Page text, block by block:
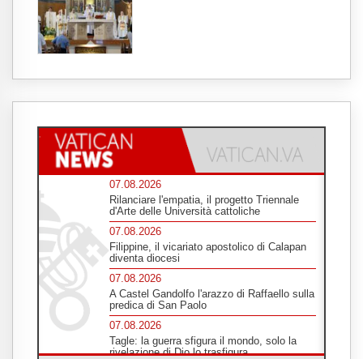
07.08.2026
Rilanciare l'empatia, il progetto Triennale
d'Arte delle Università cattoliche
07.08.2026
Filippine, il vicariato apostolico di Calapan
diventa diocesi
07.08.2026
A Castel Gandolfo l'arazzo di Raffaello sulla
predica di San Paolo
07.08.2026
Tagle: la guerra sfigura il mondo, solo la
rivelazione di Dio lo trasfigura